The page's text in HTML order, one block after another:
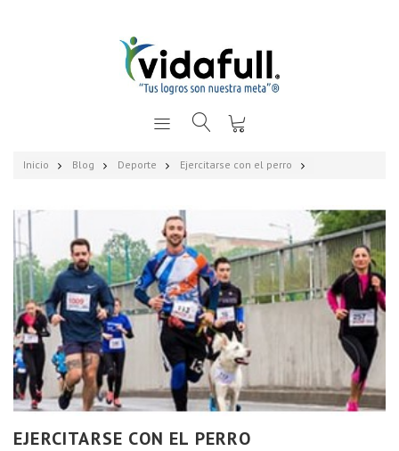
Inicio Blog Deporte Ejercitarse con el perro
EJERCITARSE CON EL PERRO